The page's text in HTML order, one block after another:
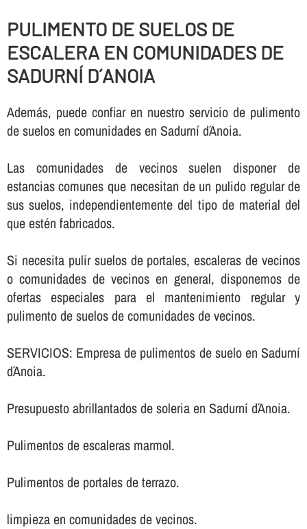
PULIMENTO DE SUELOS DE
ESCALERA EN COMUNIDADES DE
SADURNÍ D´ANOIA
Además, puede confiar en nuestro servicio de pulimento
de suelos en comunidades en Sadurní d´Anoia.
Las comunidades de vecinos suelen disponer de
estancias comunes que necesitan de un pulido regular de
sus suelos, independientemente del tipo de material del
que estén fabricados.
Si necesita pulir suelos de portales, escaleras de vecinos
o comunidades de vecinos en general, disponemos de
ofertas especiales para el mantenimiento regular y
pulimento de suelos de comunidades de vecinos.
SERVICIOS: Empresa de pulimentos de suelo en Sadurní
d´Anoia.
Presupuesto abrillantados de soleria en Sadurní d´Anoia.
Pulimentos de escaleras marmol.
Pulimentos de portales de terrazo.
limpieza en comunidades de vecinos.